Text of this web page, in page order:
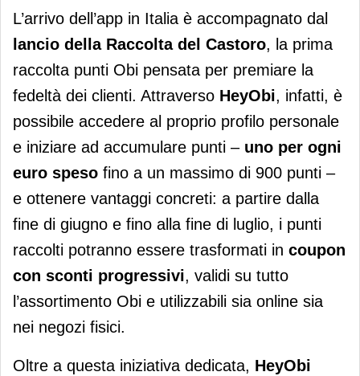
L’arrivo dell’app in Italia è accompagnato dal
lancio della Raccolta del Castoro, la prima
raccolta punti Obi pensata per premiare la
fedeltà dei clienti. Attraverso HeyObi, infatti, è
possibile accedere al proprio profilo personale
e iniziare ad accumulare punti – uno per ogni
euro speso fino a un massimo di 900 punti –
e ottenere vantaggi concreti: a partire dalla
fine di giugno e fino alla fine di luglio, i punti
raccolti potranno essere trasformati in coupon
con sconti progressivi, validi su tutto
l’assortimento Obi e utilizzabili sia online sia
nei negozi fisici.
Oltre a questa iniziativa dedicata, HeyObi